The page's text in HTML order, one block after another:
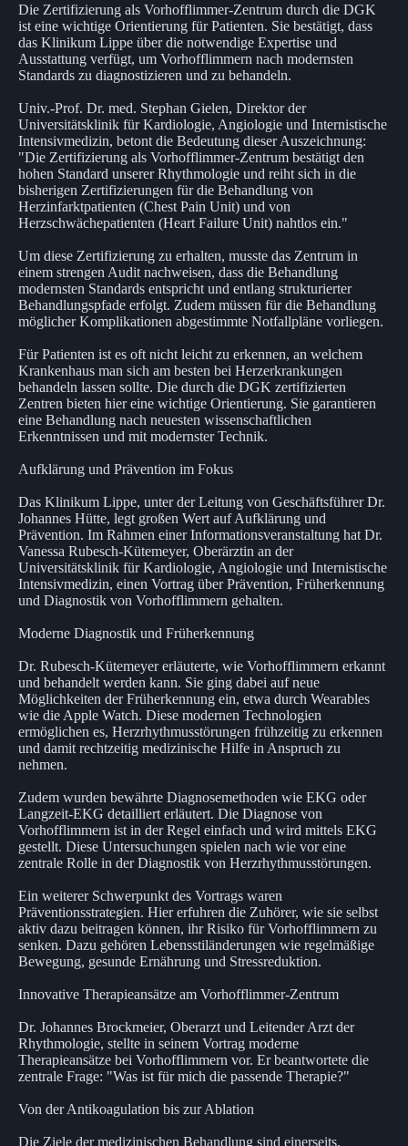
Die Zertifizierung als Vorhofflimmer-Zentrum durch die DGK
ist eine wichtige Orientierung für Patienten. Sie bestätigt, dass
das Klinikum Lippe über die notwendige Expertise und
Ausstattung verfügt, um Vorhofflimmern nach modernsten
Standards zu diagnostizieren und zu behandeln.
Univ.-Prof. Dr. med. Stephan Gielen, Direktor der
Universitätsklinik für Kardiologie, Angiologie und Internistische
Intensivmedizin, betont die Bedeutung dieser Auszeichnung:
"Die Zertifizierung als Vorhofflimmer-Zentrum bestätigt den
hohen Standard unserer Rhythmologie und reiht sich in die
bisherigen Zertifizierungen für die Behandlung von
Herzinfarktpatienten (Chest Pain Unit) und von
Herzschwächepatienten (Heart Failure Unit) nahtlos ein."
Um diese Zertifizierung zu erhalten, musste das Zentrum in
einem strengen Audit nachweisen, dass die Behandlung
modernsten Standards entspricht und entlang strukturierter
Behandlungspfade erfolgt. Zudem müssen für die Behandlung
möglicher Komplikationen abgestimmte Notfallpläne vorliegen.
Für Patienten ist es oft nicht leicht zu erkennen, an welchem
Krankenhaus man sich am besten bei Herzerkrankungen
behandeln lassen sollte. Die durch die DGK zertifizierten
Zentren bieten hier eine wichtige Orientierung. Sie garantieren
eine Behandlung nach neuesten wissenschaftlichen
Erkenntnissen und mit modernster Technik.
Aufklärung und Prävention im Fokus
Das Klinikum Lippe, unter der Leitung von Geschäftsführer Dr.
Johannes Hütte, legt großen Wert auf Aufklärung und
Prävention. Im Rahmen einer Informationsveranstaltung hat Dr.
Vanessa Rubesch-Kütemeyer, Oberärztin an der
Universitätsklinik für Kardiologie, Angiologie und Internistische
Intensivmedizin, einen Vortrag über Prävention, Früherkennung
und Diagnostik von Vorhofflimmern gehalten.
Moderne Diagnostik und Früherkennung
Dr. Rubesch-Kütemeyer erläuterte, wie Vorhofflimmern erkannt
und behandelt werden kann. Sie ging dabei auf neue
Möglichkeiten der Früherkennung ein, etwa durch Wearables
wie die Apple Watch. Diese modernen Technologien
ermöglichen es, Herzrhythmusstörungen frühzeitig zu erkennen
und damit rechtzeitig medizinische Hilfe in Anspruch zu
nehmen.
Zudem wurden bewährte Diagnosemethoden wie EKG oder
Langzeit-EKG detailliert erläutert. Die Diagnose von
Vorhofflimmern ist in der Regel einfach und wird mittels EKG
gestellt. Diese Untersuchungen spielen nach wie vor eine
zentrale Rolle in der Diagnostik von Herzrhythmusstörungen.
Ein weiterer Schwerpunkt des Vortrags waren
Präventionsstrategien. Hier erfuhren die Zuhörer, wie sie selbst
aktiv dazu beitragen können, ihr Risiko für Vorhofflimmern zu
senken. Dazu gehören Lebensstiländerungen wie regelmäßige
Bewegung, gesunde Ernährung und Stressreduktion.
Innovative Therapieansätze am Vorhofflimmer-Zentrum
Dr. Johannes Brockmeier, Oberarzt und Leitender Arzt der
Rhythmologie, stellte in seinem Vortrag moderne
Therapieansätze bei Vorhofflimmern vor. Er beantwortete die
zentrale Frage: "Was ist für mich die passende Therapie?"
Von der Antikoagulation bis zur Ablation
Die Ziele der medizinischen Behandlung sind einerseits,